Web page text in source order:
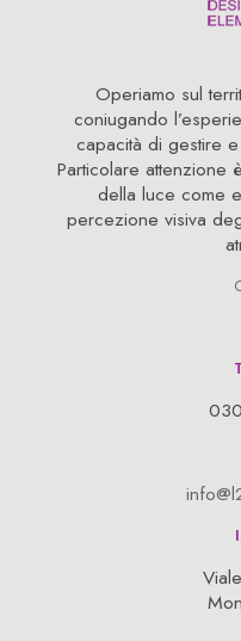
Operiamo sul
coniugando
capacità di gestire
Particolare attenzione
della luce come
percezione visiva